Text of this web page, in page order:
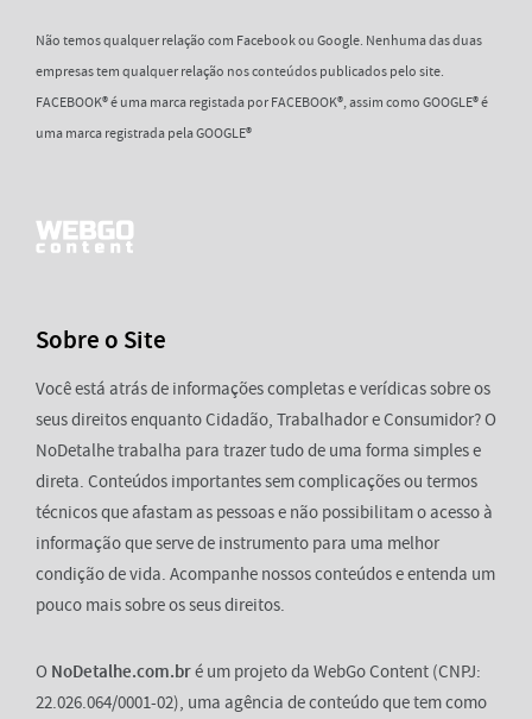
Não temos qualquer relação com Facebook ou Google. Nenhuma das duas
empresas tem qualquer relação nos conteúdos publicados pelo site.
FACEBOOK® é uma marca registada por FACEBOOK®, assim como GOOGLE® é
uma marca registrada pela GOOGLE®
Sobre o Site
Você está atrás de informações completas e verídicas sobre os
seus direitos enquanto Cidadão, Trabalhador e Consumidor? O
NoDetalhe trabalha para trazer tudo de uma forma simples e
direta. Conteúdos importantes sem complicações ou termos
técnicos que afastam as pessoas e não possibilitam o acesso à
informação que serve de instrumento para uma melhor
condição de vida. Acompanhe nossos conteúdos e entenda um
pouco mais sobre os seus direitos.
O NoDetalhe.com.bré um projeto da WebGo Content (CNPJ:
22.026.064/0001-02), uma agência de conteúdo que tem como